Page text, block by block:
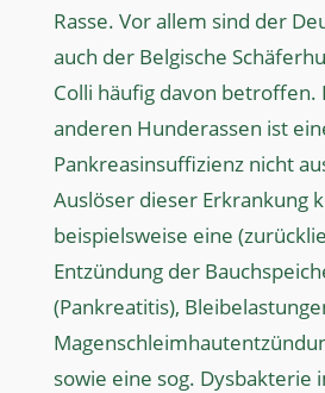
Rasse. Vor allem sind der
auch der Belgische
Colli häufig davon betroffen.
anderen Hunderassen ist
Pankreasinsuffizienz nicht
Auslöser dieser Erkrankung
beispielsweise eine
Entzündung der
(Pankreatitis),
sowie eine sog. Dysbakterie